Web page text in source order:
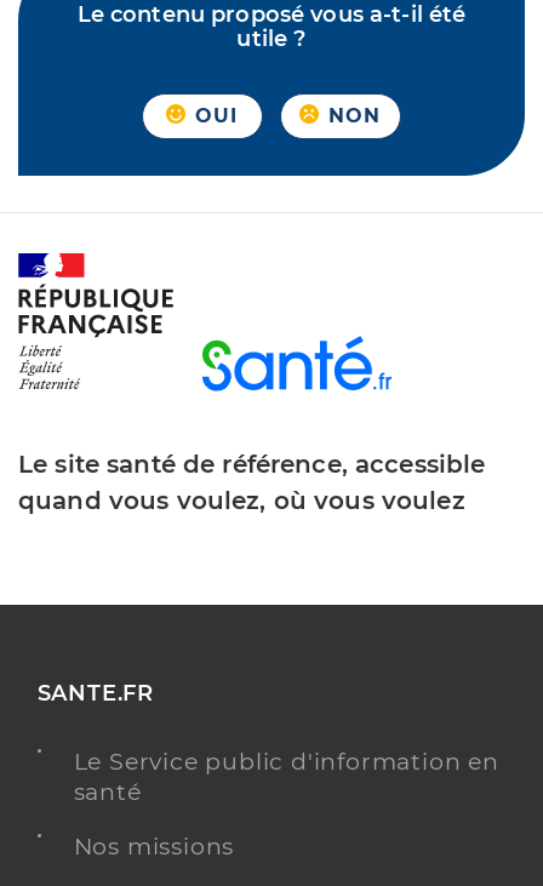
Le contenu proposé vous a-t-il été
utile ?
OUI NON
Le site santé de référence, accessible
quand vous voulez, où vous voulez
SANTE.FR
Le Service public d'information en
santé
Nos missions